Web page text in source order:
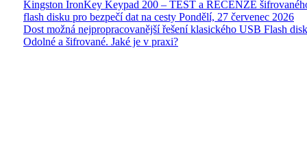
Kingston IronKey Keypad 200 – TEST a RECENZE
flash disku pro bezpečí dat na cesty Pondělí, 27 červenec 2026
Dost možná nejpropracovanější řešení klasického USB Flash
Odolné a šifrované. Jaké je v praxi?